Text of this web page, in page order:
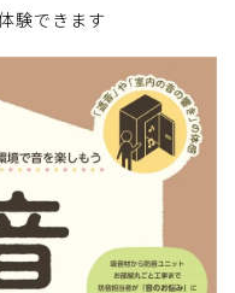
験できます